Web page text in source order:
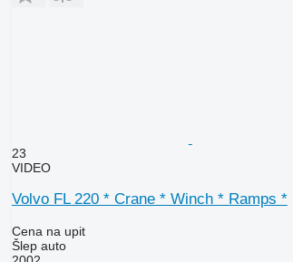
23
VIDEO
Volvo FL 220 * Crane * Winch * Ramps *
Cena na upit
Šlep auto